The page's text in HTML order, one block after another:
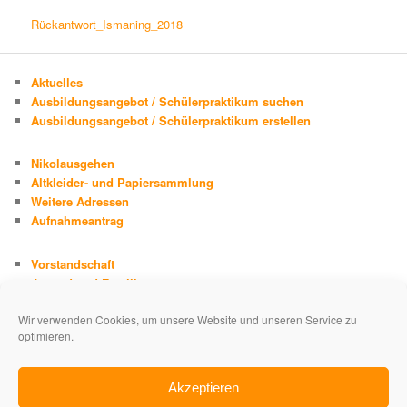
Wir verwenden Cookies, um unsere Website und unseren Service zu
optimieren.
Akzeptieren
Rückantwort_Ismaning_2018
Aktuelles
Ausbildungsangebot / Schülerpraktikum suchen
Ausbildungsangebot / Schülerpraktikum erstellen
Nikolausgehen
Altkleider- und Papiersammlung
Weitere Adressen
Aufnahmeantrag
Vorstandschaft
Jugend und Familie
Adolph Kolping
Impressum